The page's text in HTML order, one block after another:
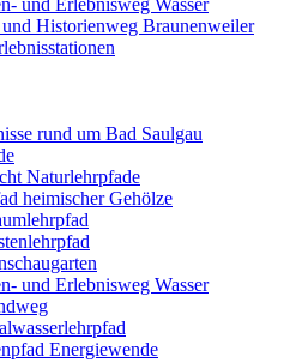
und Erlebnisweg Wasser
Historienweg Braunenweiler
rund um Bad Saulgau
Naturlehrpfade
heimischer Gehölze
und Erlebnisweg Wasser
Energiewende